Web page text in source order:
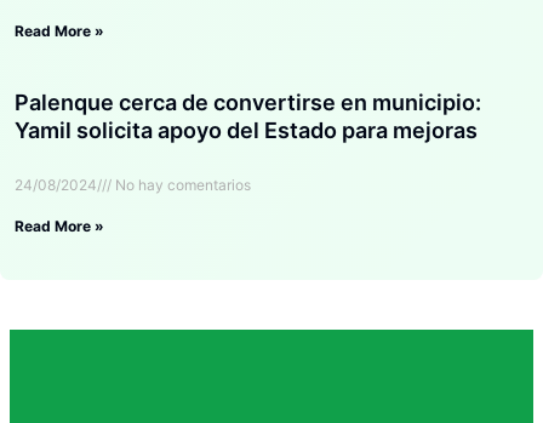
Read More »
Palenque cerca de convertirse en municipio:
Yamil solicita apoyo del Estado para mejoras
24/08/2024 No hay comentarios
Read More »